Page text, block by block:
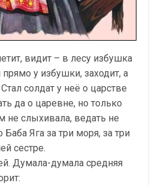
видит – в лесу избушка
у избушки, заходит, а
солдат у неё о царстве
да о царевне, но только
не слыхивала, ведать не
Баба Яга за три моря, за три
сестре.
Думала-думала средняя